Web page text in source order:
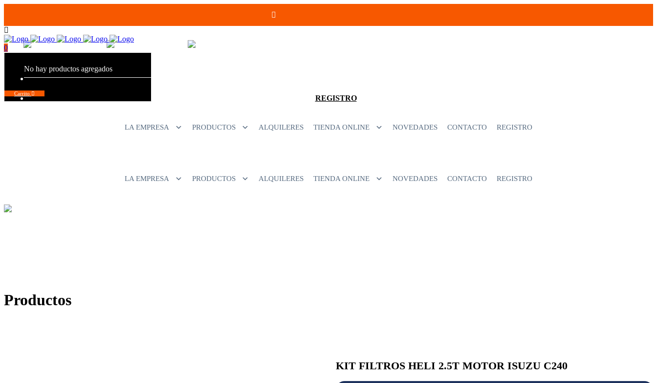
+598 - 2294 2040 +598 - 94680056
REGISTRO
0
No hay productos agregados
Carrito
LA EMPRESA PRODUCTOS ALQUILERES TIENDA ONLINE NOVEDADES CONTACTO REGISTRO
LA EMPRESA PRODUCTOS ALQUILERES TIENDA ONLINE NOVEDADES CONTACTO REGISTRO
Productos
KIT FILTROS HELI 2.5T MOTOR ISUZU C240